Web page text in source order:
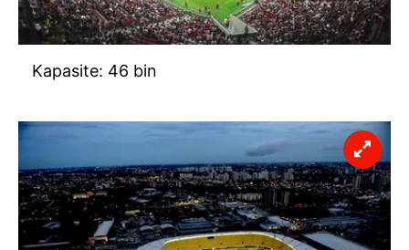
Kapasite: 46 bin